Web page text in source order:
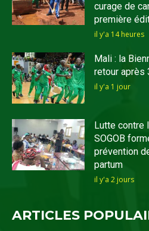
curage de
première
il y'a 14 heures
Mali : la
retour après
il y'a 1 jour
Lutte contre
SOGOB
prévention
partum
il y'a 2 jours
ARTICLES